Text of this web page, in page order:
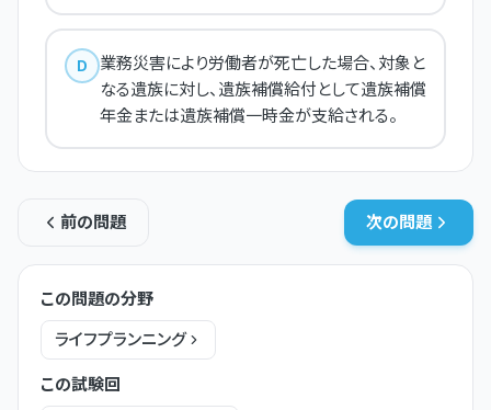
D
業務災害により労働者が死亡した場合、対象と
なる遺族に対し、遺族補償給付として遺族補償
年金または遺族補償一時金が支給される。
前の問題 次の問題
この問題の分野
ライフプランニング
この試験回